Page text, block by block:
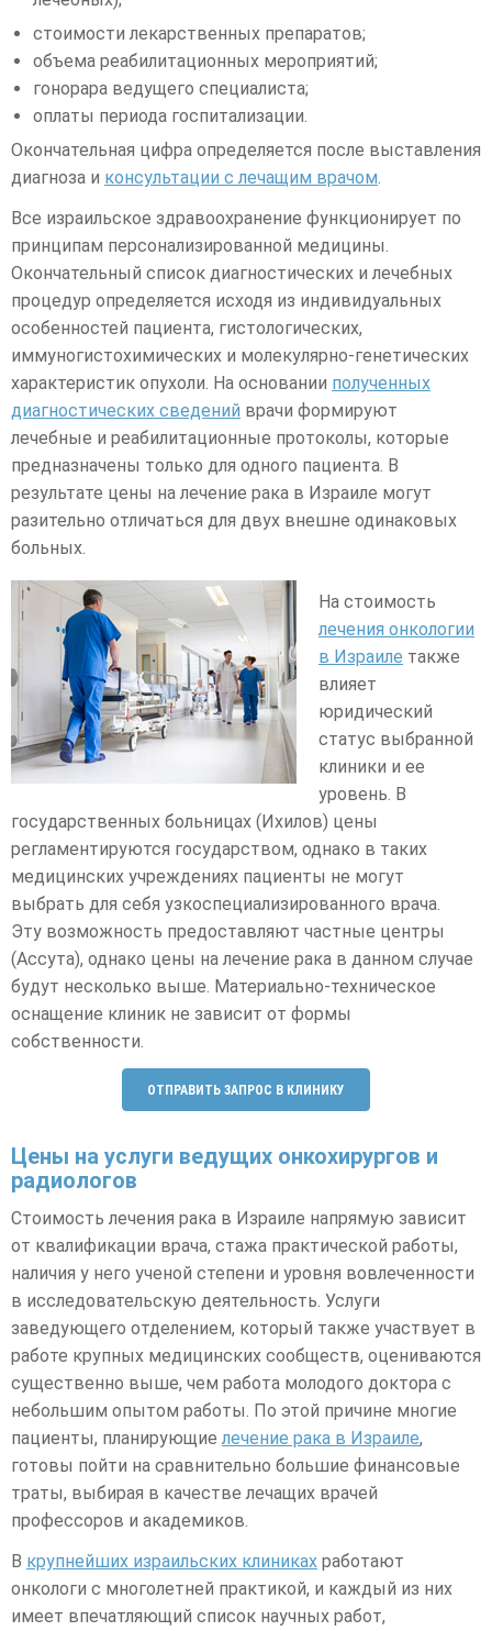
стоимости лекарственных препаратов;
объема реабилитационных мероприятий;
гонорара ведущего специалиста;
оплаты периода госпитализации.
Окончательная цифра определяется после выставления
диагноза и консультации с лечащим врачом
Все израильское здравоохранение функционирует по
принципам персонализированной медицины.
Окончательный список диагностических и лечебных
процедур определяется исходя из индивидуальных
особенностей пациента, гистологических,
иммуногистохимических и молекулярно-генетических
характеристик опухоли. На основании полученных
диагностических сведений врачи формируют
лечебные и реабилитационные протоколы, которые
предназначены только для одного пациента. В
результате цены на лечение рака в Израиле могут
разительно отличаться для двух внешне одинаковых
больных.
На стоимость
лечения онкологии
в Израиле также
влияет
юридический
статус выбранной
клиники и ее
уровень. В
государственных больницах (Ихилов) цены
регламентируются государством, однако в таких
медицинских учреждениях пациенты не могут
выбрать для себя узкоспециализированного врача.
Эту возможность предоставляют частные центры
(Ассута), однако цены на лечение рака в данном случае
будут несколько выше. Материально-техническое
оснащение клиник не зависит от формы
собственности.
ОТПРАВИТЬ ЗАПРОС В КЛИНИКУ
Цены на услуги ведущих онкохирургов и
радиологов
Стоимость лечения рака в Израиле напрямую зависит
от квалификации врача, стажа практической работы,
наличия у него ученой степени и уровня вовлеченности
в исследовательскую деятельность. Услуги
заведующего отделением, который также участвует в
работе крупных медицинских сообществ, оцениваются
существенно выше, чем работа молодого доктора с
небольшим опытом работы. По этой причине многие
пациенты, планирующие лечение рака в Израиле,
готовы пойти на сравнительно большие финансовые
траты, выбирая в качестве лечащих врачей
профессоров и академиков.
В крупнейших израильских клиниках работают
онкологи с многолетней практикой, и каждый из них
имеет впечатляющий список научных работ,